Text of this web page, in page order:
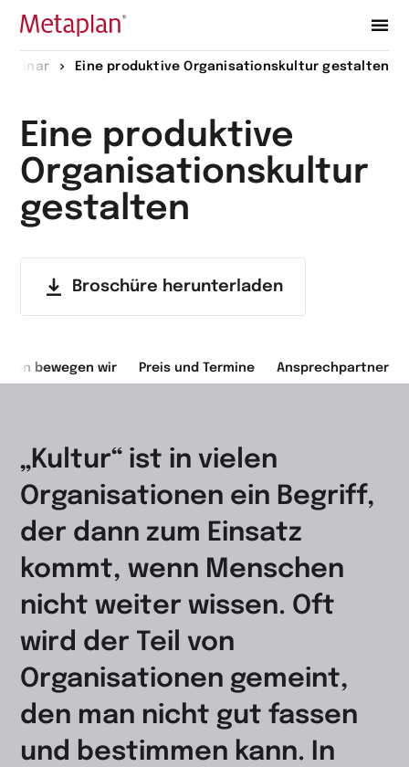
Zur
Eine produktive Organisationskultur gestalten
Eine produktive
Organisationskultur
gestalten
Broschüre herunterladen
bewegen wir Preis und Termine Ansprechpartner
„Kultur“ ist in vielen
Organisationen ein Begriff,
der dann zum Einsatz
kommt, wenn Menschen
nicht weiter wissen. Oft
wird der Teil von
Organisationen gemeint,
den man nicht gut fassen
und bestimmen kann. In